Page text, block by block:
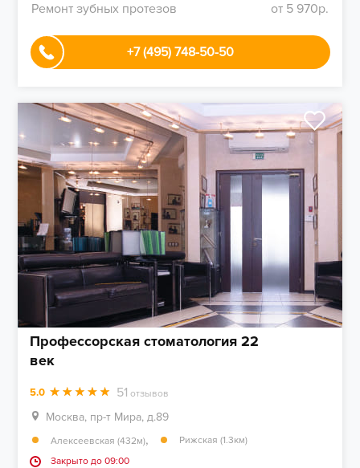
Ремонт зубных протезов
от 5 970р.
+7 (495) 748-50-50
Профессорская стоматология 22
век
5.0 51 отзывов
Москва, пр-т Мира, д.89
Алексеевская (432м),
Рижская (1.3км)
Закрыто до 09:00